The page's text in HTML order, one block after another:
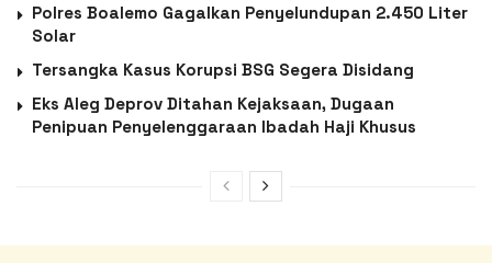
Polres Boalemo Gagalkan Penyelundupan 2.450 Liter
Solar
Tersangka Kasus Korupsi BSG Segera Disidang
Eks Aleg Deprov Ditahan Kejaksaan, Dugaan
Penipuan Penyelenggaraan Ibadah Haji Khusus